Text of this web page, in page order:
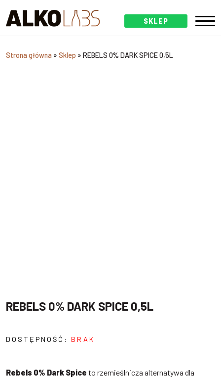
SKLEP
Strona główna » Sklep » REBELS 0% DARK SPICE 0,5L
REBELS 0% DARK SPICE 0,5L
DOSTĘPNOŚĆ: BRAK
Rebels 0% Dark Spice to rzemieślnicza alternatywa dla